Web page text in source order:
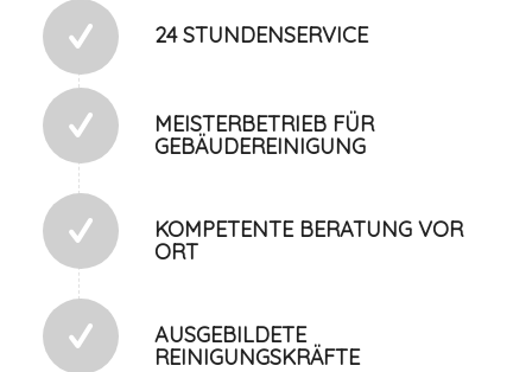
24 STUNDENSERVICE
MEISTERBETRIEB FÜR
GEBÄUDEREINIGUNG
KOMPETENTE BERATUNG VOR
ORT
AUSGEBILDETE
REINIGUNGSKRÄFTE